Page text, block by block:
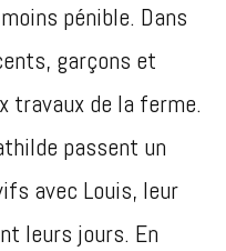
pénible. Dans
garçons et
travaux de la ferme.
passent un
avec Louis, leur
leurs jours. En